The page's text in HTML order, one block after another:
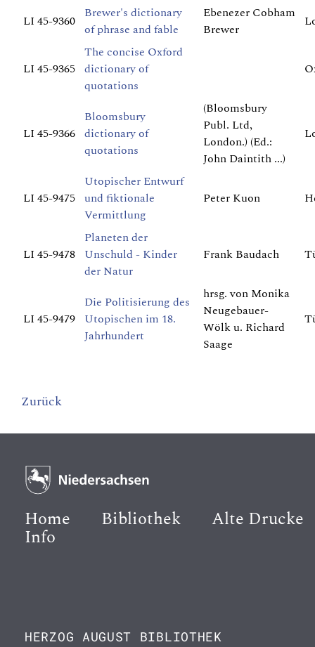
LI 45-9360 Brewer's dictionary
of phrase and fable
Ebenezer Cobham
Brewer
LI 45-9365
The concise Oxford
dictionary of
quotations
LI 45-9366
Bloomsbury
dictionary of
quotations
(Bloomsbury
Publ. Ltd,
London.) (Ed.:
John Daintith ...)
LI 45-9475
Utopischer Entwurf
und fiktionale
Vermittlung
Peter Kuon
LI 45-9478
Planeten der
Unschuld - Kinder
der Natur
Frank Baudach
LI 45-9479
Die Politisierung des
Utopischen im 18.
Jahrhundert
hrsg. von Monika
Neugebauer-
Wölk u. Richard
Saage
Zurück
Home Bibliothek Alte Drucke
Info
HERZOG AUGUST BIBLIOTHEK